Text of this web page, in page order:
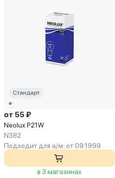
Стандарт
от 55 ₽
Neolux P21W
N382
Подходит для а/м: от 09.1999
в 3 магазинах